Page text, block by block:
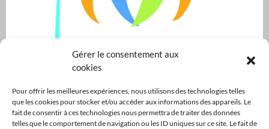
Gérer le consentement aux
cookies
Pour offrir les meilleures expériences, nous utilisons des technologies telles
que les cookies pour stocker et/ou accéder aux informations des appareils. Le
fait de consentir à ces technologies nous permettra de traiter des données
telles que le comportement de navigation ou les ID uniques sur ce site. Le fait de